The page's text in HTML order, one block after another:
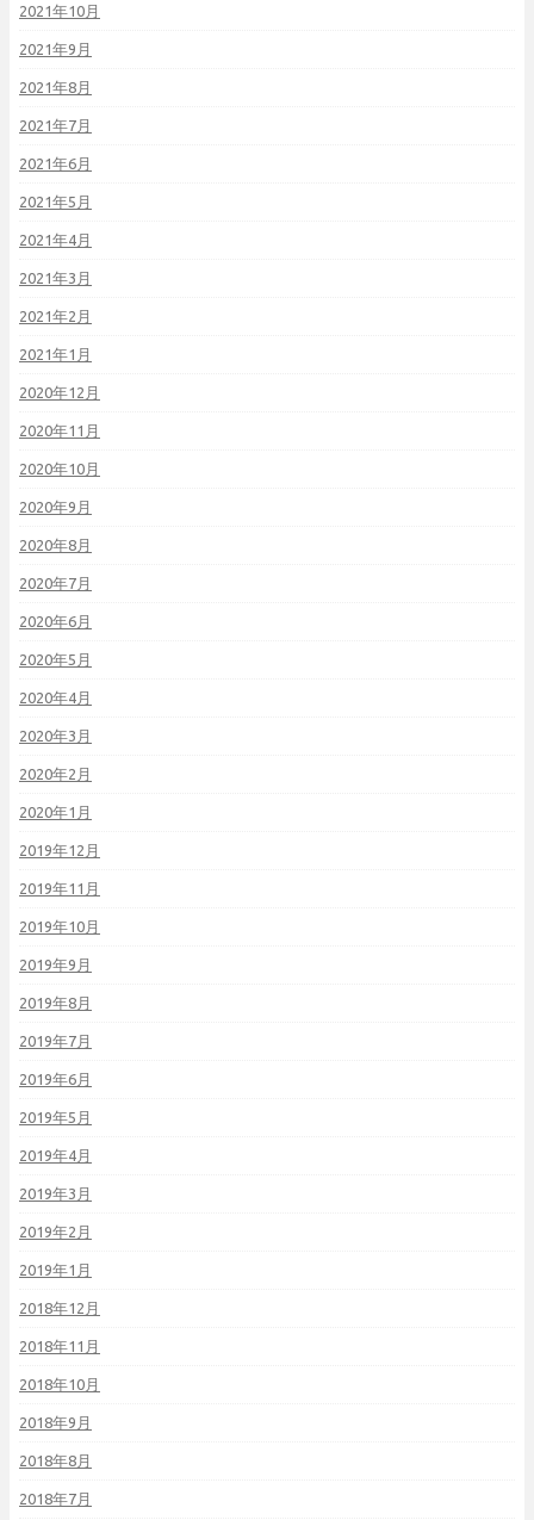
2021年10月
2021年9月
2021年8月
2021年7月
2021年6月
2021年5月
2021年4月
2021年3月
2021年2月
2021年1月
2020年12月
2020年11月
2020年10月
2020年9月
2020年8月
2020年7月
2020年6月
2020年5月
2020年4月
2020年3月
2020年2月
2020年1月
2019年12月
2019年11月
2019年10月
2019年9月
2019年8月
2019年7月
2019年6月
2019年5月
2019年4月
2019年3月
2019年2月
2019年1月
2018年12月
2018年11月
2018年10月
2018年9月
2018年8月
2018年7月